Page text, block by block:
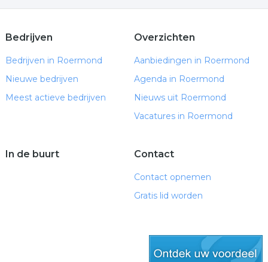
Bedrijven
Bedrijven in Roermond
Nieuwe bedrijven
Meest actieve bedrijven
Overzichten
Aanbiedingen in Roermond
Agenda in Roermond
Nieuws uit Roermond
Vacatures in Roermond
In de buurt Contact
Contact opnemen
Gratis lid worden